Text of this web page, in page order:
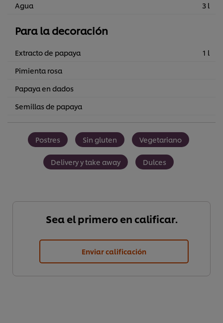
Agua 3 l
Para la decoración
Extracto de papaya
1 l
Pimienta rosa
Papaya en dados
Semillas de papaya
Postres Sin gluten Vegetariano
Delivery y take away Dulces
Sea el primero en calificar.
Enviar calificación